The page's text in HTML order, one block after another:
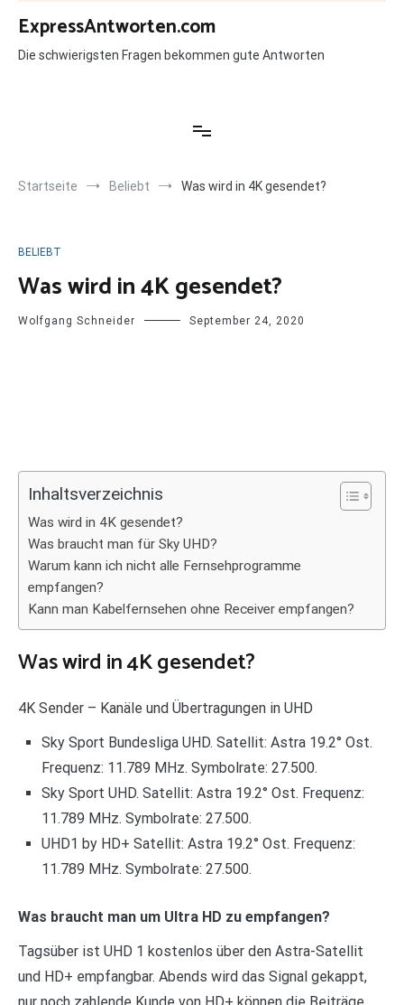
Zum
Inhalt
springen
ExpressAntworten.com
Die schwierigsten Fragen bekommen gute Antworten
Startseite Beliebt Was wird in 4K gesendet?
BELIEBT
Was wird in 4K gesendet?
Wolfgang Schneider September 24, 2020
Inhaltsverzeichnis
Was wird in 4K gesendet?
Was braucht man für Sky UHD?
Warum kann ich nicht alle Fernsehprogramme
empfangen?
Kann man Kabelfernsehen ohne Receiver empfangen?
Was wird in 4K gesendet?
4K Sender – Kanäle und Übertragungen in UHD
Sky Sport Bundesliga UHD. Satellit: Astra 19.2° Ost.
Frequenz: 11.789 MHz. Symbolrate: 27.500.
Sky Sport UHD. Satellit: Astra 19.2° Ost. Frequenz:
11.789 MHz. Symbolrate: 27.500.
UHD1 by HD+ Satellit: Astra 19.2° Ost. Frequenz:
11.789 MHz. Symbolrate: 27.500.
Was braucht man um Ultra HD zu empfangen?
Tagsüber ist UHD 1 kostenlos über den Astra-Satellit
und HD+ empfangbar. Abends wird das Signal gekappt,